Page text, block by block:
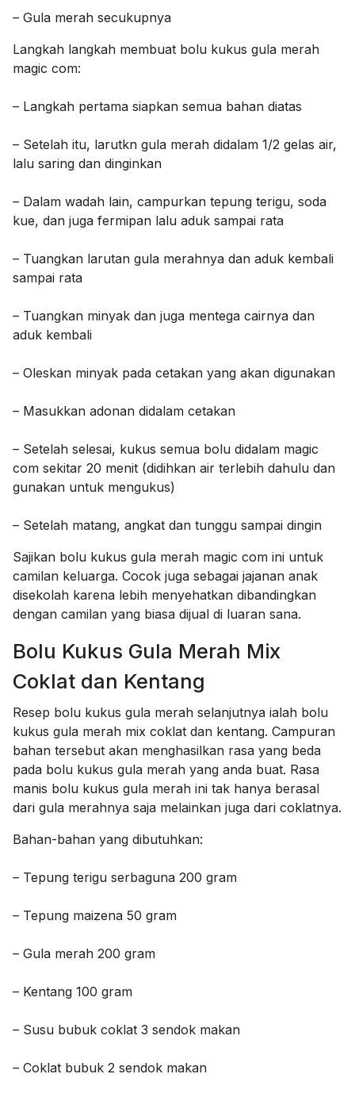
– Gula merah secukupnya
Langkah langkah membuat bolu kukus gula merah
magic com:
– Langkah pertama siapkan semua bahan diatas
– Setelah itu, larutkn gula merah didalam 1/2 gelas air,
lalu saring dan dinginkan
– Dalam wadah lain, campurkan tepung terigu, soda
kue, dan juga fermipan lalu aduk sampai rata
– Tuangkan larutan gula merahnya dan aduk kembali
sampai rata
– Tuangkan minyak dan juga mentega cairnya dan
aduk kembali
– Oleskan minyak pada cetakan yang akan digunakan
– Masukkan adonan didalam cetakan
– Setelah selesai, kukus semua bolu didalam magic
com sekitar 20 menit (didihkan air terlebih dahulu dan
gunakan untuk mengukus)
– Setelah matang, angkat dan tunggu sampai dingin
Sajikan bolu kukus gula merah magic com ini untuk
camilan keluarga. Cocok juga sebagai jajanan anak
disekolah karena lebih menyehatkan dibandingkan
dengan camilan yang biasa dijual di luaran sana.
Bolu Kukus Gula Merah Mix
Coklat dan Kentang
Resep bolu kukus gula merah selanjutnya ialah bolu
kukus gula merah mix coklat dan kentang. Campuran
bahan tersebut akan menghasilkan rasa yang beda
pada bolu kukus gula merah yang anda buat. Rasa
manis bolu kukus gula merah ini tak hanya berasal
dari gula merahnya saja melainkan juga dari coklatnya.
Bahan-bahan yang dibutuhkan:
– Tepung terigu serbaguna 200 gram
– Tepung maizena 50 gram
– Gula merah 200 gram
– Kentang 100 gram
– Susu bubuk coklat 3 sendok makan
– Coklat bubuk 2 sendok makan